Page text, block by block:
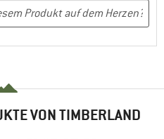
VON TIMBERLAND